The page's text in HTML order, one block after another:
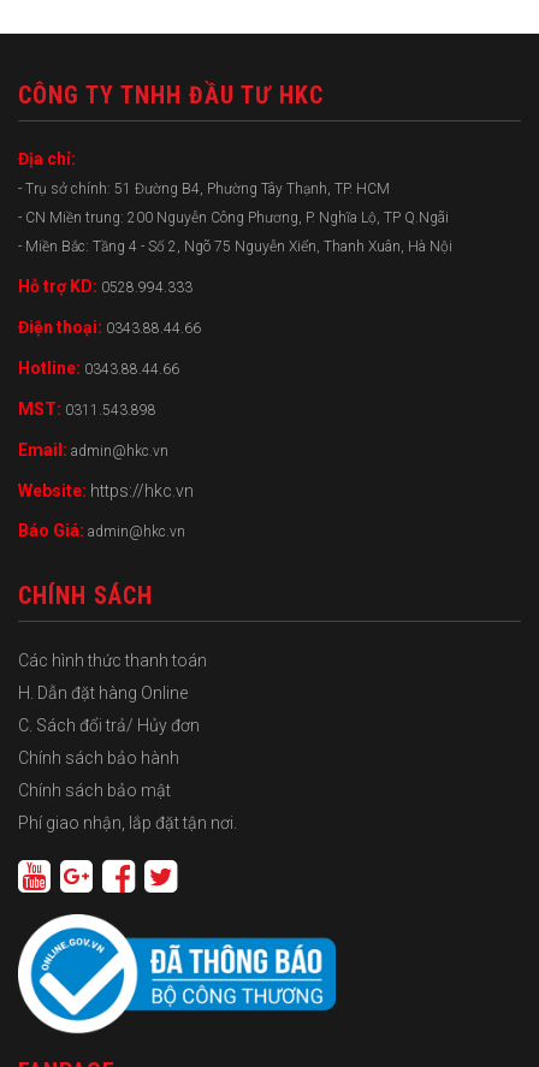
CÔNG TY TNHH ĐẦU TƯ HKC
Địa chỉ:
- Trụ sở chính: 51 Đường B4, Phường Tây Thạnh, TP. HCM
- CN Miền trung: 200 Nguyễn Công Phương, P. Nghĩa Lộ, TP Q.Ngãi
- Miền Bắc: Tầng 4 - Số 2, Ngõ 75 Nguyễn Xiển, Thanh Xuân, Hà Nội
Hỗ trợ KD: 0528.994.333
Điện thoại: 0343.88.44.66
Hotline: 0343.88.44.66
MST: 0311.543.898
Email: admin@hkc.vn
Website: https://hkc.vn
Báo Giá: admin@hkc.vn
CHÍNH SÁCH
Các hình thức thanh toán
H. Dẫn đặt hàng Online
C. Sách đổi trả/ Hủy đơn
Chính sách bảo hành
Chính sách bảo mật
Phí giao nhận, lắp đặt tận nơi.